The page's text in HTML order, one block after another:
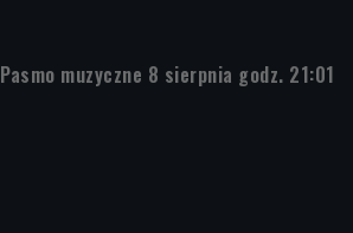
Pasmo muzyczne 8 sierpnia godz. 21:01